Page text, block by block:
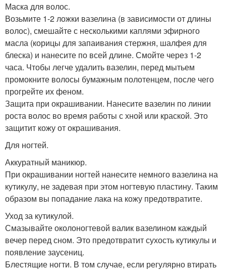
Маска для волос.
Возьмите 1-2 ложки вазелина (в зависимости от длины
волос), смешайте с несколькими каплями эфирного
масла (корицы для запаивания стержня, шалфея для
блеска) и нанесите по всей длине. Смойте через 1-2
часа. Чтобы легче удалить вазелин, перед мытьем
промокните волосы бумажным полотенцем, после чего
прогрейте их феном.
Защита при окрашивании. Нанесите вазелин по линии
роста волос во время работы с хной или краской. Это
защитит кожу от окрашивания.
Для ногтей.
Аккуратный маникюр.
При окрашивании ногтей нанесите немного вазелина на
кутикулу, не задевая при этом ногтевую пластину. Таким
образом вы попадание лака на кожу предотвратите.
Уход за кутикулой.
Смазывайте околоногтевой валик вазелином каждый
вечер перед сном. Это предотвратит сухость кутикулы и
появление заусениц.
Блестящие ногти. В том случае, если регулярно втирать